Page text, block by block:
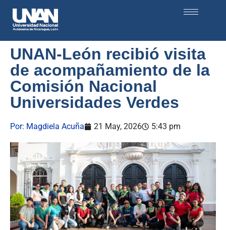
UNAN-León recibió visita
de acompañamiento de la
Comisión Nacional
Universidades Verdes
Por: Magdiela Acuña 21 May, 2026 5:43 pm